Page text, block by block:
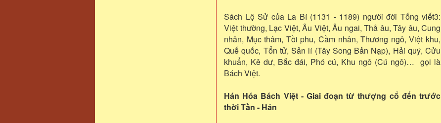
Sách Lộ Sử của La Bí (1131 - 1189) người đời Tống viết3:
Việt thường, Lạc Việt, Âu Việt, Âu ngai, Thả âu, Tây âu, Cung
nhân, Mục thâm, Tồi phu, Cầm nhân, Thương ngô, Việt khu,
Quế quốc, Tổn tử, Sản lí (Tây Song Bản Nạp), Hải quý, Cửu
khuẩn, Kê dư, Bắc đái, Phó cú, Khu ngô (Cú ngô)… gọi là
Bách Việt.
Hán Hóa Bách Việt - Giai đoạn từ thượng cổ đến trước
thời Tần - Hán